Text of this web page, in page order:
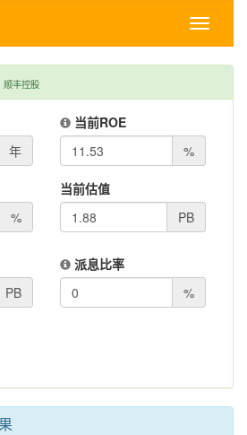
Toggle
顺丰控股
年
当前ROE
%
%
当前估值
PB
PB
派息比率
%